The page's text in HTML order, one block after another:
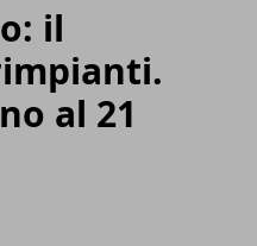
il
al 21